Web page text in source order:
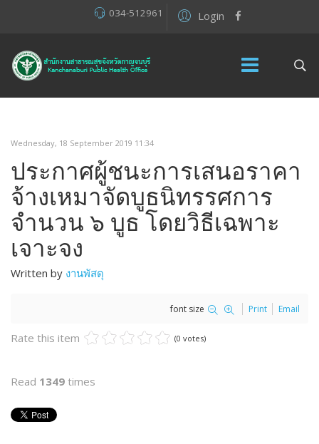
Login
034-512961
Wednesday, 18 September 2019 11:34
ประกาศผู้ชนะการเสนอราคา
จ้างเหมาจัดบูธนิทรรศการ
จำนวน ๖ บูธ โดยวิธีเฉพาะ
เจาะจง
Written by งานพัสดุ
font size Print Email
Rate this item (0 votes)
Read 1349 times